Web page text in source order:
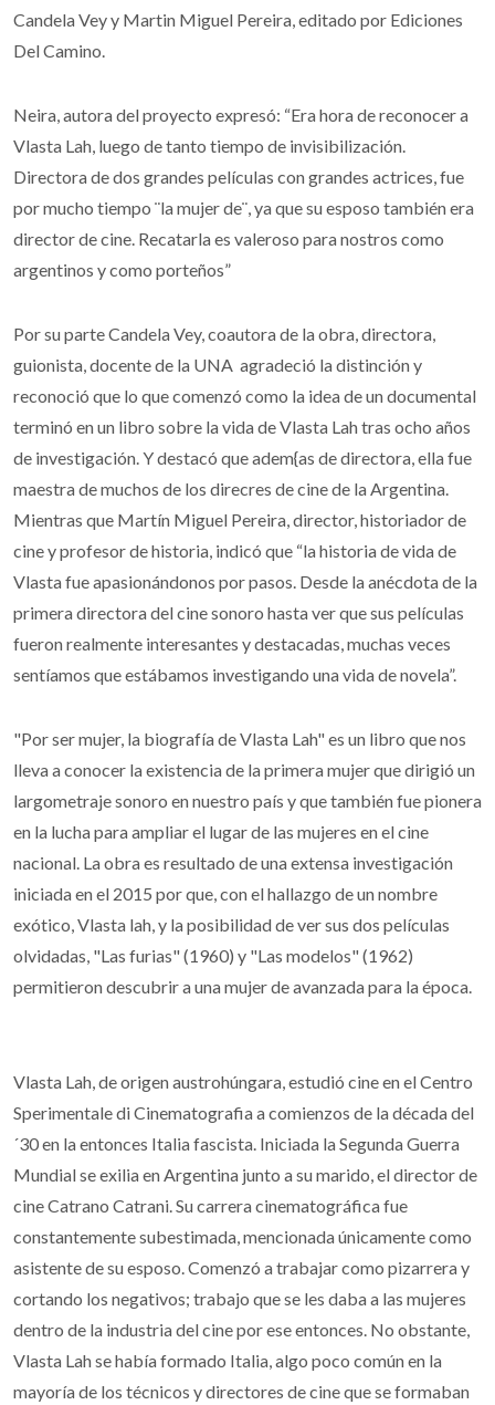
Candela Vey y Martin Miguel Pereira, editado por Ediciones
Del Camino.
Neira, autora del proyecto expresó: “Era hora de reconocer a
Vlasta Lah, luego de tanto tiempo de invisibilización.
Directora de dos grandes películas con grandes actrices, fue
por mucho tiempo ¨la mujer de¨, ya que su esposo también era
director de cine. Recatarla es valeroso para nostros como
argentinos y como porteños”
Por su parte Candela Vey, coautora de la obra, directora,
guionista, docente de la UNA agradeció la distinción y
reconoció que lo que comenzó como la idea de un documental
terminó en un libro sobre la vida de Vlasta Lah tras ocho años
de investigación. Y destacó que adem{as de directora, ella fue
maestra de muchos de los direcres de cine de la Argentina.
Mientras que Martín Miguel Pereira, director, historiador de
cine y profesor de historia, indicó que “la historia de vida de
Vlasta fue apasionándonos por pasos. Desde la anécdota de la
primera directora del cine sonoro hasta ver que sus películas
fueron realmente interesantes y destacadas, muchas veces
sentíamos que estábamos investigando una vida de novela”.
"Por ser mujer, la biografía de Vlasta Lah" es un libro que nos
lleva a conocer la existencia de la primera mujer que dirigió un
largometraje sonoro en nuestro país y que también fue pionera
en la lucha para ampliar el lugar de las mujeres en el cine
nacional. La obra es resultado de una extensa investigación
iniciada en el 2015 por que, con el hallazgo de un nombre
exótico, Vlasta lah, y la posibilidad de ver sus dos películas
olvidadas, "Las furias" (1960) y "Las modelos" (1962)
permitieron descubrir a una mujer de avanzada para la época.
Vlasta Lah, de origen austrohúngara, estudió cine en el Centro
Sperimentale di Cinematografia a comienzos de la década del
´30 en la entonces Italia fascista. Iniciada la Segunda Guerra
Mundial se exilia en Argentina junto a su marido, el director de
cine Catrano Catrani. Su carrera cinematográfica fue
constantemente subestimada, mencionada únicamente como
asistente de su esposo. Comenzó a trabajar como pizarrera y
cortando los negativos; trabajo que se les daba a las mujeres
dentro de la industria del cine por ese entonces. No obstante,
Vlasta Lah se había formado Italia, algo poco común en la
mayoría de los técnicos y directores de cine que se formaban